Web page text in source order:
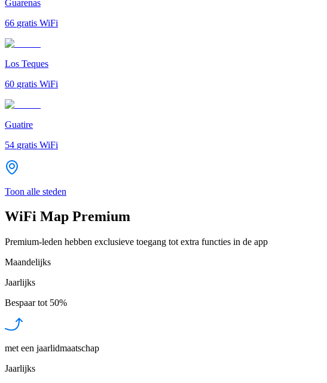
Guarenas
66 gratis WiFi
Los Teques
60 gratis WiFi
Guatire
54 gratis WiFi
Toon alle steden
WiFi Map Premium
Premium-leden hebben exclusieve toegang tot extra functies in de app
Maandelijks
Jaarlijks
Bespaar tot 50%
met een jaarlidmaatschap
Jaarlijks